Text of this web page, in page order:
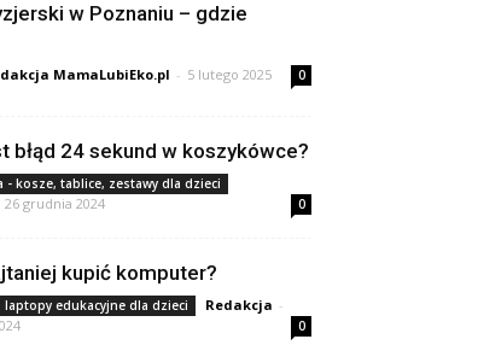
w Poznaniu – gdzie
MamaLubiEko.pl - 5 lutego 2025 0
błąd 24 sekund w koszykówce?
- kosze, tablice, zestawy dla dzieci
26 grudnia 2024 0
kupić komputer?
laptopy edukacyjne dla dzieci Redakcja -
0